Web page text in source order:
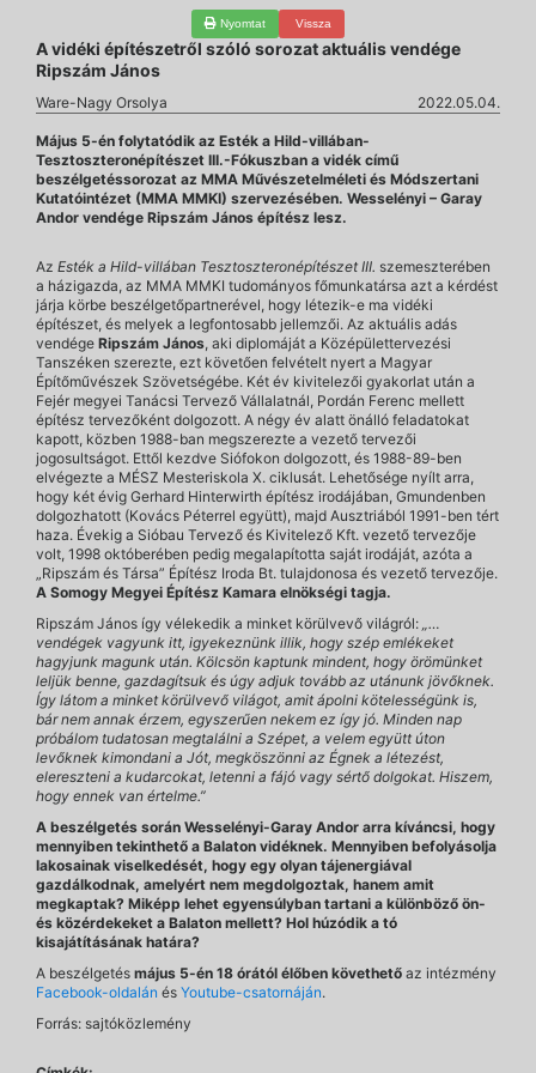
Nyomtat Vissza
A vidéki építészetről szóló sorozat aktuális vendége
Ripszám János
Ware-Nagy Orsolya 2022.05.04.
Május 5-én folytatódik az Esték a Hild-villában-
Tesztoszteronépítészet III.-Fókuszban a vidék című
beszélgetéssorozat az MMA Művészetelméleti és Módszertani
Kutatóintézet (MMA MMKI) szervezésében. Wesselényi – Garay
Andor vendége Ripszám János építész lesz.
Az Esték a Hild-villában Tesztoszteronépítészet III. szemeszterében
a házigazda, az MMA MMKI tudományos főmunkatársa azt a kérdést
járja körbe beszélgetőpartnerével, hogy létezik-e ma vidéki
építészet, és melyek a legfontosabb jellemzői. Az aktuális adás
vendége Ripszám János, aki diplomáját a Középülettervezési
Tanszéken szerezte, ezt követően felvételt nyert a Magyar
Építőművészek Szövetségébe. Két év kivitelezői gyakorlat után a
Fejér megyei Tanácsi Tervező Vállalatnál, Pordán Ferenc mellett
építész tervezőként dolgozott. A négy év alatt önálló feladatokat
kapott, közben 1988-ban megszerezte a vezető tervezői
jogosultságot. Ettől kezdve Siófokon dolgozott, és 1988-89-ben
elvégezte a MÉSZ Mesteriskola X. ciklusát. Lehetősége nyílt arra,
hogy két évig Gerhard Hinterwirth építész irodájában, Gmundenben
dolgozhatott (Kovács Péterrel együtt), majd Ausztriából 1991-ben tért
haza. Évekig a Sióbau Tervező és Kivitelező Kft. vezető tervezője
volt, 1998 októberében pedig megalapította saját irodáját, azóta a
„Ripszám és Társa” Építész Iroda Bt. tulajdonosa és vezető tervezője.
A Somogy Megyei Építész Kamara elnökségi tagja.
Ripszám János így vélekedik a minket körülvevő világról: „…
vendégek vagyunk itt, igyekeznünk illik, hogy szép emlékeket
hagyjunk magunk után. Kölcsön kaptunk mindent, hogy örömünket
leljük benne, gazdagítsuk és úgy adjuk tovább az utánunk jövőknek.
Így látom a minket körülvevő világot, amit ápolni kötelességünk is,
bár nem annak érzem, egyszerűen nekem ez így jó. Minden nap
próbálom tudatosan megtalálni a Szépet, a velem együtt úton
levőknek kimondani a Jót, megköszönni az Égnek a létezést,
elereszteni a kudarcokat, letenni a fájó vagy sértő dolgokat. Hiszem,
hogy ennek van értelme.”
A beszélgetés során Wesselényi-Garay Andor arra kíváncsi, hogy
mennyiben tekinthető a Balaton vidéknek. Mennyiben befolyásolja
lakosainak viselkedését, hogy egy olyan tájenergiával
gazdálkodnak, amelyért nem megdolgoztak, hanem amit
megkaptak? Miképp lehet egyensúlyban tartani a különböző ön-
és közérdekeket a Balaton mellett? Hol húzódik a tó
kisajátításának határa?
A beszélgetés május 5-én 18 órától élőben követhető az intézmény
Facebook-oldalán és Youtube-csatornáján.
Forrás: sajtóközlemény